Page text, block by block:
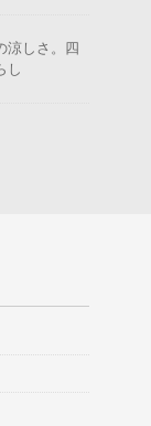
涼しさ。四
し